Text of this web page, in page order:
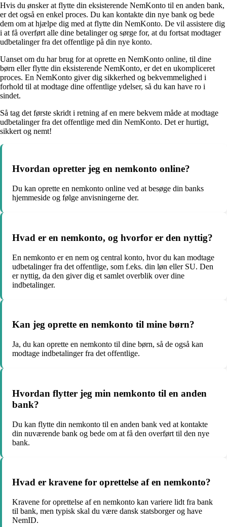
Hvis du ønsker at flytte din eksisterende NemKonto til en anden bank,
er det også en enkel proces. Du kan kontakte din nye bank og bede
dem om at hjælpe dig med at flytte din NemKonto. De vil assistere dig
i at få overført alle dine betalinger og sørge for, at du fortsat modtager
udbetalinger fra det offentlige på din nye konto.
Uanset om du har brug for at oprette en NemKonto online, til dine
børn eller flytte din eksisterende NemKonto, er det en ukompliceret
proces. En NemKonto giver dig sikkerhed og bekvemmelighed i
forhold til at modtage dine offentlige ydelser, så du kan have ro i
sindet.
Så tag det første skridt i retning af en mere bekvem måde at modtage
udbetalinger fra det offentlige med din NemKonto. Det er hurtigt,
sikkert og nemt!
Hvordan opretter jeg en nemkonto online?
Du kan oprette en nemkonto online ved at besøge din banks
hjemmeside og følge anvisningerne der.
Hvad er en nemkonto, og hvorfor er den nyttig?
En nemkonto er en nem og central konto, hvor du kan modtage
udbetalinger fra det offentlige, som f.eks. din løn eller SU. Den
er nyttig, da den giver dig et samlet overblik over dine
indbetalinger.
Kan jeg oprette en nemkonto til mine børn?
Ja, du kan oprette en nemkonto til dine børn, så de også kan
modtage indbetalinger fra det offentlige.
Hvordan flytter jeg min nemkonto til en anden
bank?
Du kan flytte din nemkonto til en anden bank ved at kontakte
din nuværende bank og bede om at få den overført til den nye
bank.
Hvad er kravene for oprettelse af en nemkonto?
Kravene for oprettelse af en nemkonto kan variere lidt fra bank
til bank, men typisk skal du være dansk statsborger og have
NemID.